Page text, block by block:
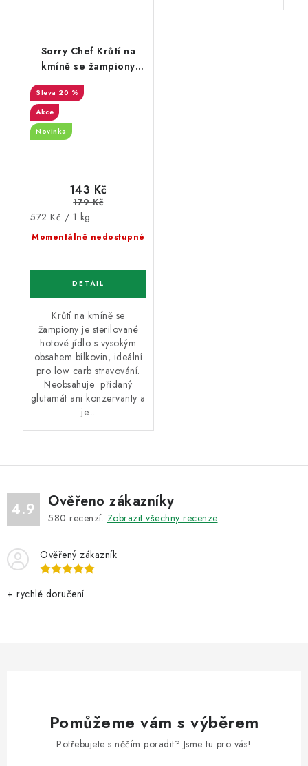
Sorry Chef Krůtí na
kmíně se žampiony
KETO 250 g
20 %
Akce
Novinka
Momentálně nedostupné
143 Kč
179 Kč
Měrná
cena:
572 Kč / 1 kg
Krůtí na kmíně se
žampiony je sterilované
hotové jídlo s vysokým
obsahem bílkovin, ideální
pro low carb stravování.
Neobsahuje přidaný
glutamát ani konzervanty a
je...
4.9 Ověřeno zákazníky
580 recenzí. Zobrazit všechny recenze
Ověřený zákazník
+ rychlé doručení
Pomůžeme vám s výběrem
Potřebujete s něčím poradit? Jsme tu pro vás!